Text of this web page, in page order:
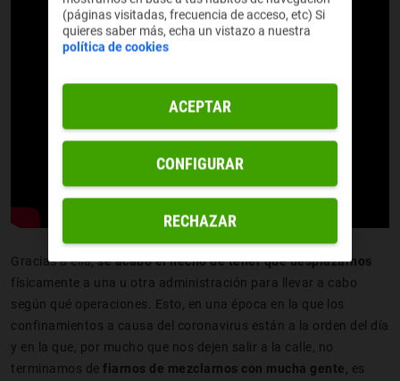
Gracias a ella,se acabó el hecho de tener que desplazarnos
físicamente a una u otra administración para llevar a cabo
según qué operaciones. Esto, en una época en la que los
confinamientos a causa del coronavirus están a la orden del día
y en la que, por mucho que nos dejen salir a la calle, no
terminamos de fiarnos de mezclarnos con mucha gente , es
(páginas visitadas, frecuencia de acceso, etc) Si
quieres saber más, echa un vistazo a nuestra
política de cookies
RECHAZAR
ACEPTAR
CONFIGURAR